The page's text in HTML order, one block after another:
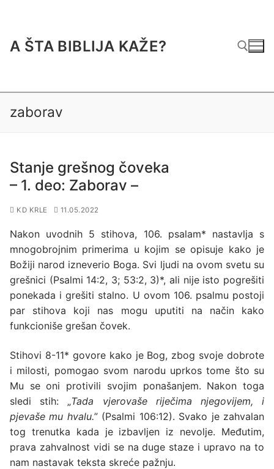
sadržaja
A ŠTA BIBLIJA KAŽE?
zaborav
Stanje grešnog čoveka
– 1. deo: Zaborav –
KD KRLE 11.05.2022
Nakon uvodnih 5 stihova, 106. psalam* nastavlja s
mnogobrojnim primerima u kojim se opisuje kako je
Božiji narod izneverio Boga. Svi ljudi na ovom svetu su
grešnici (Psalmi 14:2, 3; 53:2, 3)*, ali nije isto pogrešiti
ponekada i grešiti stalno. U ovom 106. psalmu postoji
par stihova koji nas mogu uputiti na način kako
funkcioniše grešan čovek.
Stihovi 8-11* govore kako je Bog, zbog svoje dobrote
i milosti, pomogao svom narodu uprkos tome što su
Mu se oni protivili svojim ponašanjem. Nakon toga
sledi stih: „Tada vjerovaše riječima njegovijem, i
pjevaše mu hvalu.” (Psalmi 106:12). Svako je zahvalan
tog trenutka kada je izbavljen iz nevolje. Međutim,
prava zahvalnost vidi se na duge staze i upravo na to
nam nastavak teksta skreće pažnju.